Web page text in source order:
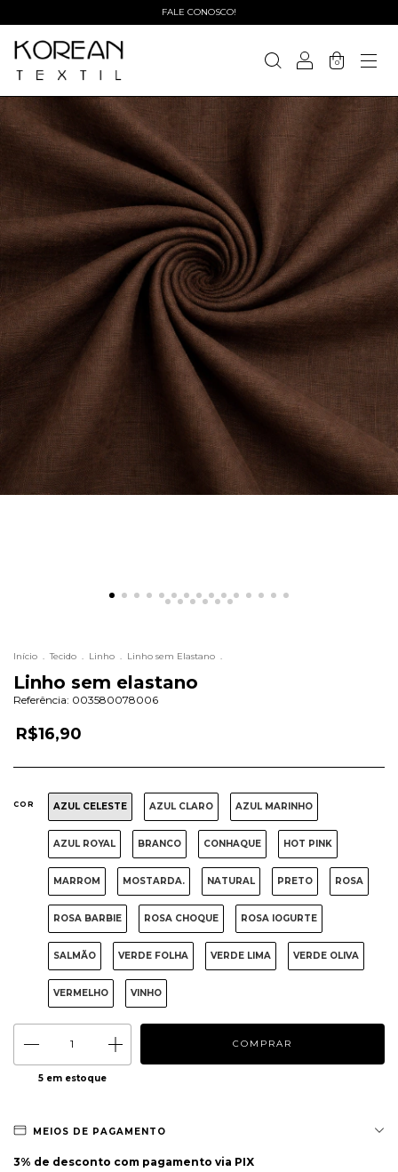
FALE CONOSCO!
0
Início . Tecido . Linho . Linho sem Elastano .
Linho sem elastano
Referência: 003580078006
R$16,90
COR AZUL CELESTE AZUL CLARO AZUL MARINHO
AZUL ROYAL BRANCO CONHAQUE HOT PINK
MARROM MOSTARDA. NATURAL PRETO ROSA
ROSA BARBIE ROSA CHOQUE ROSA IOGURTE
SALMÃO VERDE FOLHA VERDE LIMA VERDE OLIVA
VERMELHO VINHO
5em estoque
MEIOS DE PAGAMENTO
3% de desconto com pagamento via PIX